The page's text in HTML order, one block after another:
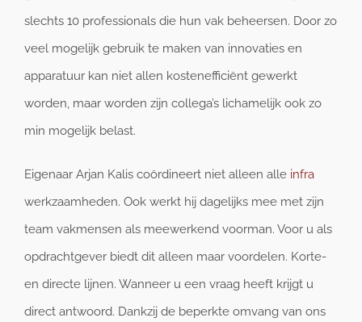
slechts 10 professionals die hun vak beheersen. Door zo
veel mogelijk gebruik te maken van innovaties en
apparatuur kan niet allen kostenefficiënt gewerkt
worden, maar worden zijn collega’s lichamelijk ook zo
min mogelijk belast.
Eigenaar Arjan Kalis coördineert niet alleen alle infra
werkzaamheden. Ook werkt hij dagelijks mee met zijn
team vakmensen als meewerkend voorman. Voor u als
opdrachtgever biedt dit alleen maar voordelen. Korte-
en directe lijnen. Wanneer u een vraag heeft krijgt u
direct antwoord. Dankzij de beperkte omvang van ons